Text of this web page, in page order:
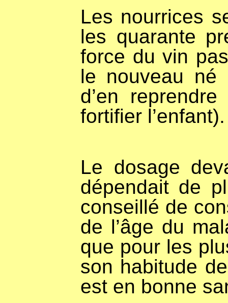
Les nourrices
les quarante
force du vin
le nouveau né
d’en
fortifier l’enfant).
Le dosage
dépendait de
conseillé de
de l’âge du
que pour les
son habitude
est en bonne